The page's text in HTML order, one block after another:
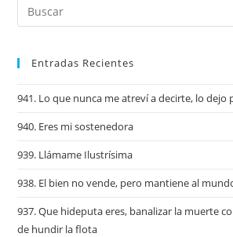
Entradas Recientes
941. Lo que nunca me atreví a decirte, lo dejo
940. Eres mi sostenedora
939. Llámame Ilustrísima
938. El bien no vende, pero mantiene al
937. Que hideputa eres, banalizar la muerte
de hundir la flota